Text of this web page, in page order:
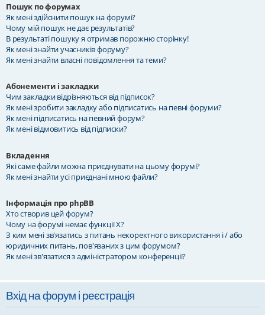
Пошук по форумах
Як мені здійснити пошук на форумі?
Чому мій пошук не дає результатів?
В результаті пошуку я отримав порожню сторінку!
Як мені знайти учасників форуму?
Як мені знайти власні повідомлення та теми?
Абонементи і закладки
Чим закладки відрізняються від підписок?
Як мені зробити закладку або підписатись на певні форуми?
Як мені підписатись на певний форум?
Як мені відмовитись від підписки?
Вкладення
Які саме файли можна приєднувати на цьому форумі?
Як мені знайти усі приєднані мною файли?
Інформація про phpBB
Хто створив цей форум?
Чому на форумі немає функції X?
З ким мені зв'язатись з питань некоректного використання і / або
юридичних питань, пов'язаних з цим форумом?
Як мені зв'язатися з адміністратором конференції?
Вхід на форум і реєстрація